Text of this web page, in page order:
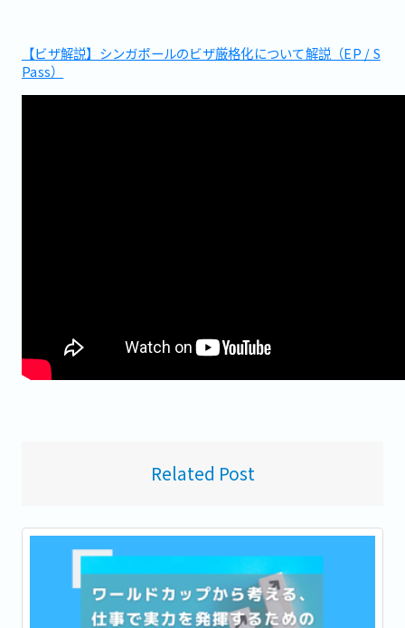
【ビザ解説】シンガポールのビザ厳格化について解説（EP / S
Pass）
Related Post